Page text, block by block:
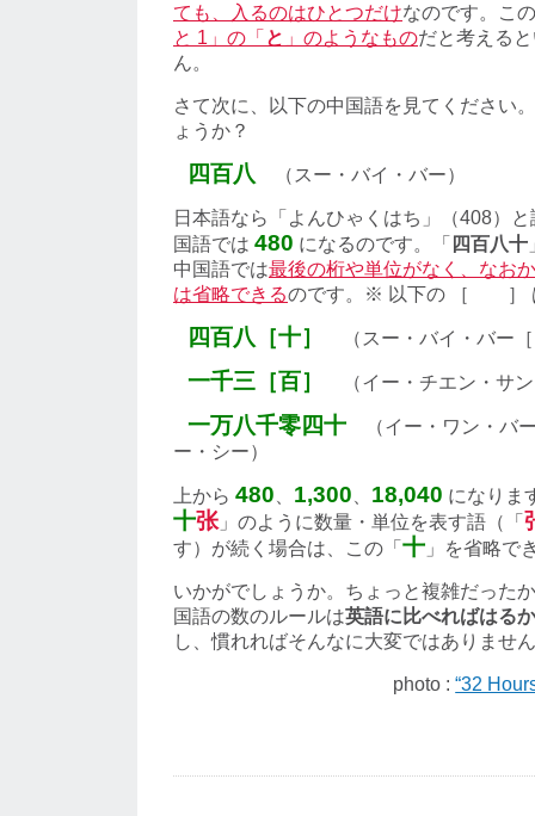
ても、入るのはひとつだけなのです。こ
と 1」の「 と 」のようなものだと考える
ん。
さて次に、以下の中国語を見てください
ょうか？
四百八 （スー・バイ・バー）
日本語なら「よんひゃくはち」（408）
国語では 480 になるのです。「 四百八十
中国語では最後の桁や単位がなく、なお
は省略できるのです。※ 以下の ［ ］
四百八［十］ （スー・バイ・バー
一千三［百］ （イー・チエン・サ
一万八千零四十 （イー・ワン・バ
ー・シー）
上から 480 1,300 18,040 になりま
十张 」のように数量・単位を表す語（「
す）が続く場合は、この「 十 」を省略で
いかがでしょうか。ちょっと複雑だった
国語の数のルールは英語に比べればはる
し、慣れればそんなに大変ではありませ
photo :“32